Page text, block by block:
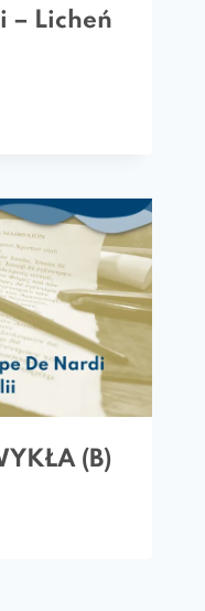
– Licheń
(B)